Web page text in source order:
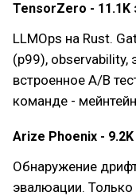
TensorZero - 11.1K
LLMOps на Rust.
(p99), observability,
встроенное A/B
команде -
Arize Phoenix -
Обнаружение
эвалюации.